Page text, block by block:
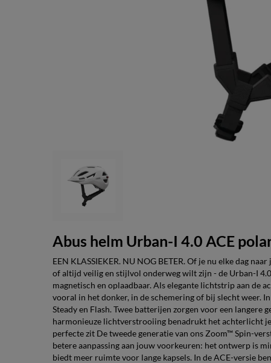
Abus helm Urban-I 4.0 ACE
EEN KLASSIEKER. NU NOG BETER. Of je nu elke dag
of altijd veilig en stijlvol onderweg wilt zijn - de Urban-I
magnetisch en oplaadbaar. Als elegante lichtstrip aan de
vooral in het donker, in de schemering of bij slecht weer.
Steady en Flash. Twee batterijen zorgen voor een
harmonieuze lichtverstrooiing benadrukt het achterlicht
perfecte zit De tweede generatie van ons Zoom™ Spin-
betere aanpassing aan jouw voorkeuren: het ontwerp is
biedt meer ruimte voor lange kapsels. In de ACE-versie